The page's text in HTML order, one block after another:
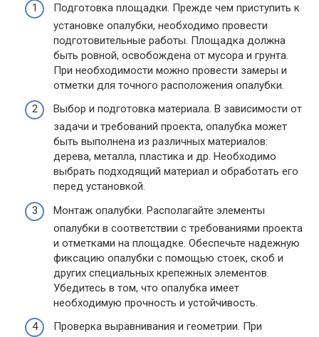
Подготовка площадки. Прежде чем приступить к
установке опалубки, необходимо провести
подготовительные работы. Площадка должна
быть ровной, освобождена от мусора и грунта.
При необходимости можно провести замеры и
отметки для точного расположения опалубки.
Выбор и подготовка материала. В зависимости от
задачи и требований проекта, опалубка может
быть выполнена из различных материалов:
дерева, металла, пластика и др. Необходимо
выбрать подходящий материал и обработать его
перед установкой.
Монтаж опалубки. Располагайте элементы
опалубки в соответствии с требованиями проекта
и отметками на площадке. Обеспечьте надежную
фиксацию опалубки с помощью стоек, скоб и
других специальных крепежных элементов.
Убедитесь в том, что опалубка имеет
необходимую прочность и устойчивость.
Проверка выравнивания и геометрии. При